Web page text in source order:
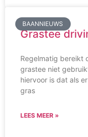
BAANNIEUWS
Grastee
Regelmatig bereikt
grastee niet
hiervoor is dat als
gras
LEES MEER »